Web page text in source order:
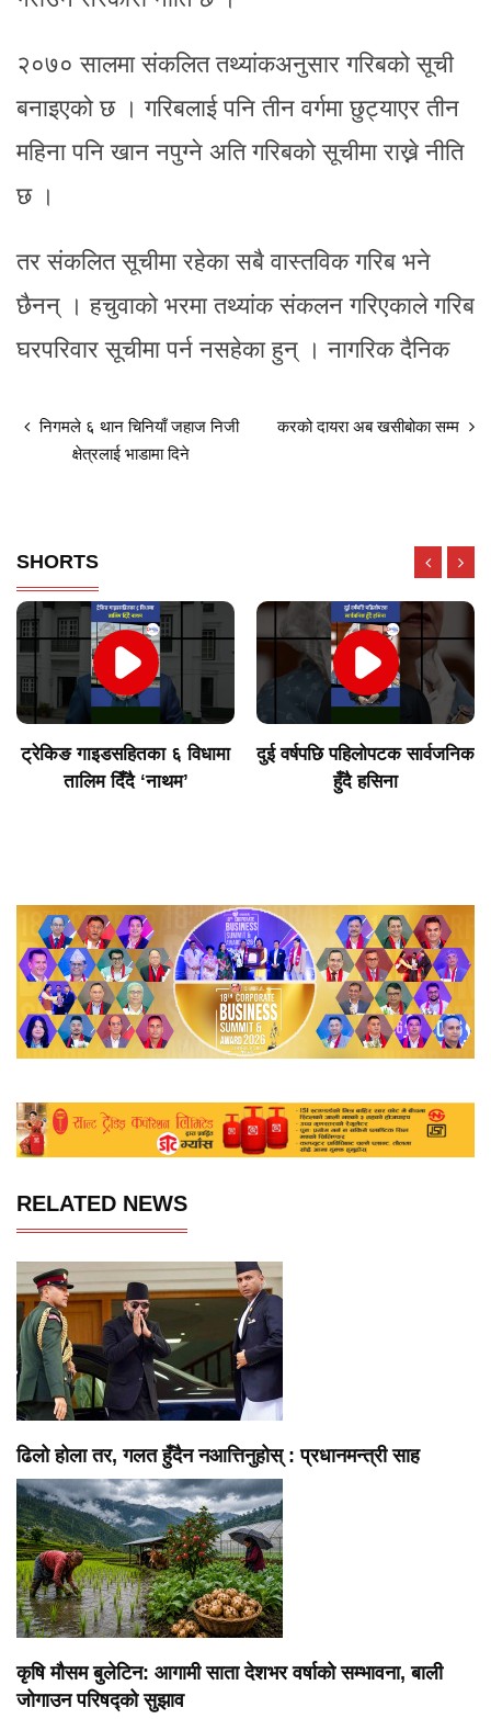
२०७० सालमा संकलित तथ्यांकअनुसार गरिबको सूची
बनाइएको छ । गरिबलाई पनि तीन वर्गमा छुट्याएर तीन
महिना पनि खान नपुग्ने अति गरिबको सूचीमा राख्ने नीति
छ ।
तर संकलित सूचीमा रहेका सबै वास्तविक गरिब भने
छैनन् । हचुवाको भरमा तथ्यांक संकलन गरिएकाले गरिब
घरपरिवार सूचीमा पर्न नसहेका हुन् । नागरिक दैनिक
निगमले ६ थान चिनियाँ जहाज निजी
क्षेत्रलाई भाडामा दिने
करको दायरा अब खसीबोका सम्म
SHORTS
ट्रेकिङ गाइडसहितका ६ विधामा
तालिम दिँदै ‘नाथम’
दुई वर्षपछि पहिलोपटक सार्वजनिक
हुँदै हसिना
RELATED NEWS
ढिलो होला तर, गलत हुँदैन नआत्तिनुहोस् : प्रधानमन्त्री साह
कृषि मौसम बुलेटिन: आगामी साता देशभर वर्षाको सम्भावना, बाली
जोगाउन परिषद्को सुझाव